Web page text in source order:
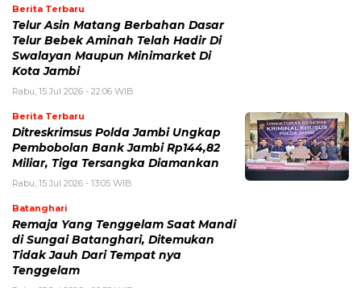
Berita Terbaru
Telur Asin Matang Berbahan Dasar
Telur Bebek Aminah Telah Hadir Di
Swalayan Maupun Minimarket Di
Kota Jambi
Rabu, 15 Jul 2026 - 22:06 WIB
Berita Terbaru
Ditreskrimsus Polda Jambi Ungkap
Pembobolan Bank Jambi Rp144,82
Miliar, Tiga Tersangka Diamankan
Rabu, 15 Jul 2026 - 13:05 WIB
Batanghari
Remaja Yang Tenggelam Saat Mandi
di Sungai Batanghari, Ditemukan
Tidak Jauh Dari Tempat nya
Tenggelam